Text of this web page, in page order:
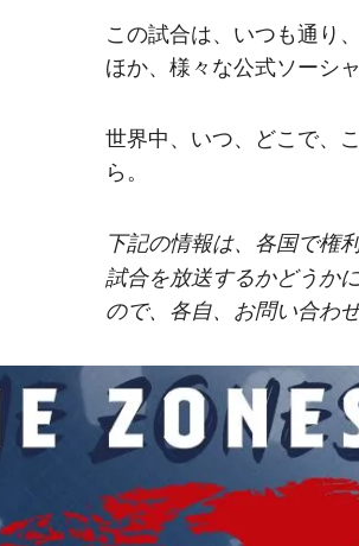
この試合は、いつも通り
ほか、様々な公式ソーシ
世界中、いつ、どこで、
ら。
下記の情報は、各国で権
試合を放送するかどうか
ので、各自、お問い合わ